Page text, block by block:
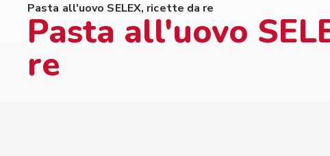
Pasta all'uovo SELEX, ricette da re
Pasta all'uovo
re